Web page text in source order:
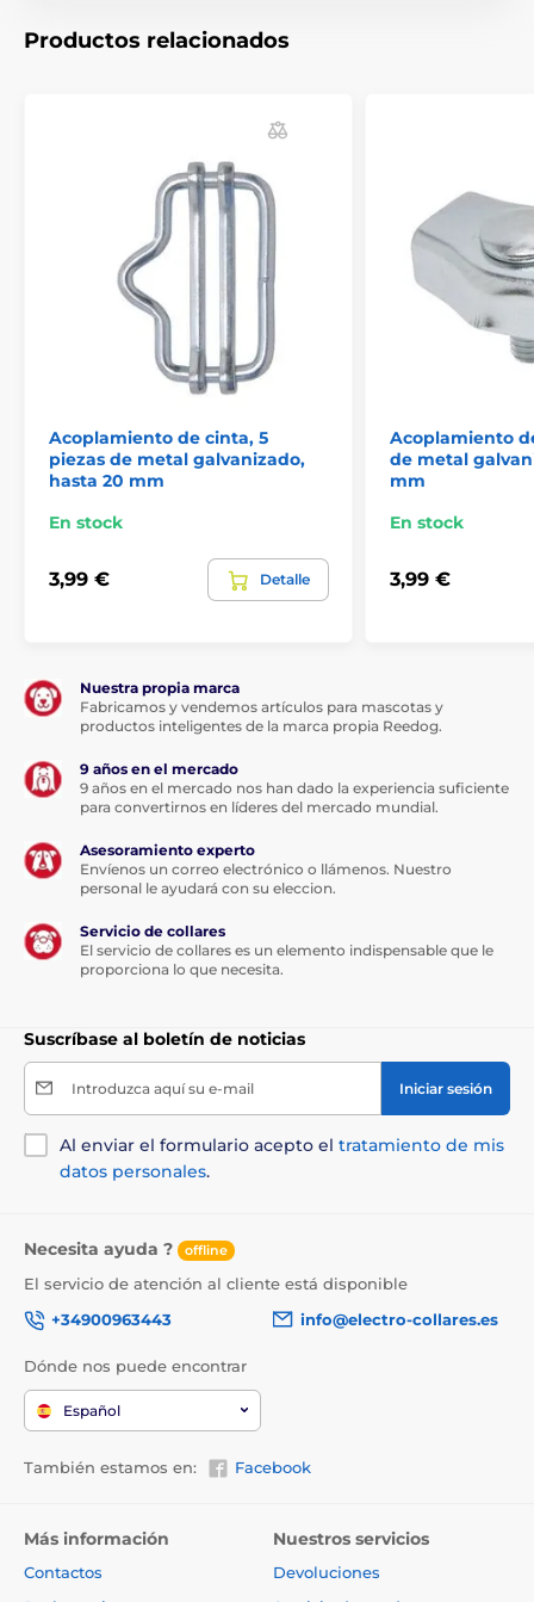
Para conductores de hasta Ø 3 mm
previo aviso. Las imágenes tienen únicamente
El producto aparece en las categorías
Accesorios Vallas eléctricas
Conductores y acoplamientos
Acoplamientos
Productos relacionados
Acoplamiento de cinta, 5
piezas de metal galvanizado,
hasta 20 mm
En stock
3,99 € Detalle
Acoplamiento
de metal
mm
En stock
3,99 €
Nuestra propia marca
Fabricamos y vendemos artículos para mascotas y
productos inteligentes de la marca propia Reedog.
9 años en el mercado
9 años en el mercado nos han dado la experiencia suficiente
para convertirnos en líderes del mercado mundial.
Asesoramiento experto
Envíenos un correo electrónico o llámenos. Nuestro
personal le ayudará con su eleccion.
Servicio de collares
El servicio de collares es un elemento indispensable que le
proporciona lo que necesita.
Suscríbase al boletín de noticias
Introduzca aquí su e-mail Iniciar sesión
Al enviar el formulario acepto el tratamiento de mis
datos personales.
Necesita ayuda ? offline
El servicio de atención al cliente está disponible
+34900963443
info@electro-collares.es
Dónde nos puede encontrar
Español
También estamos en: Facebook
Más información
Contactos
Nuestros servicios
Devoluciones